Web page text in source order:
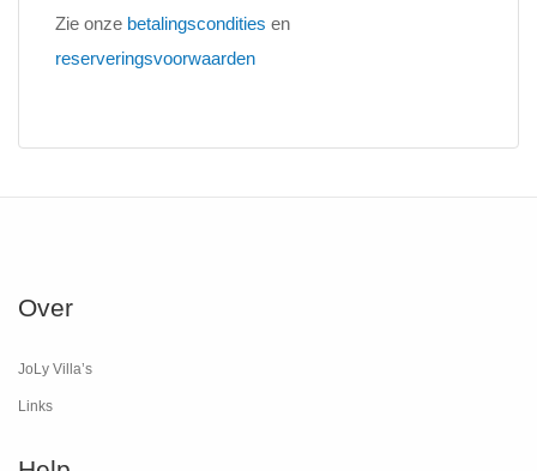
Zie onze betalingscondities en
reserveringsvoorwaarden
Over
JoLy Villa’s
Links